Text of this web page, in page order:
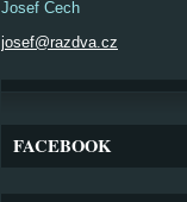
Josef Čech
josef@razdva.cz
FACEBOOK